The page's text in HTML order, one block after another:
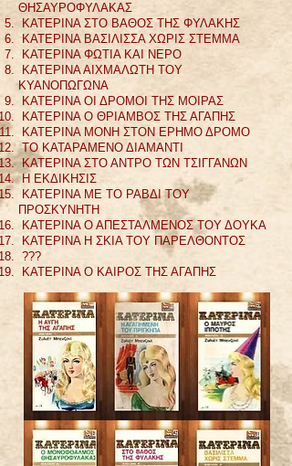
ΘΗΣΑΥΡΟΦΥΛΑΚΑΣ
ΚΑΤΕΡΙΝΑ ΣΤΟ ΒΑΘΟΣ ΤΗΣ ΦΥΛΑΚΗΣ
ΚΑΤΕΡΙΝΑ ΒΑΣΙΛΙΣΣΑ ΧΩΡΙΣ ΣΤΕΜΜΑ
ΚΑΤΕΡΙΝΑ ΦΩΤΙΑ ΚΑΙ ΝΕΡΟ
ΚΑΤΕΡΙΝΑ ΑΙΧΜΑΛΩΤΗ ΤΟΥ
ΚΥΑΝΟΠΩΓΩΝΑ
ΚΑΤΕΡΙΝΑ ΟΙ ΔΡΟΜΟΙ ΤΗΣ ΜΟΙΡΑΣ
ΚΑΤΕΡΙΝΑ Ο ΘΡΙΑΜΒΟΣ ΤΗΣ ΑΓΑΠΗΣ
ΚΑΤΕΡΙΝΑ ΜΟΝΗ ΣΤΟΝ ΕΡΗΜΟ ΔΡΟΜΟ
ΤΟ ΚΑΤΑΡΑΜΕΝΟ ΔΙΑΜΑΝΤΙ
ΚΑΤΕΡΙΝΑ ΣΤΟ ΑΝΤΡΟ ΤΩΝ ΤΣΙΓΓΑΝΩΝ
Η ΕΚΔΙΚΗΣΙΣ
ΚΑΤΕΡΙΝΑ ΜΕ ΤΟ ΡΑΒΔΙ ΤΟΥ
ΠΡΟΣΚΥΝΗΤΗ
ΚΑΤΕΡΙΝΑ Ο ΑΠΕΣΤΑΛΜΕΝΟΣ ΤΟΥ ΔΟΥΚΑ
ΚΑΤΕΡΙΝΑ Η ΣΚΙΑ ΤΟΥ ΠΑΡΕΛΘΟΝΤΟΣ
???
ΚΑΤΕΡΙΝΑ Ο ΚΑΙΡΟΣ ΤΗΣ ΑΓΑΠΗΣ